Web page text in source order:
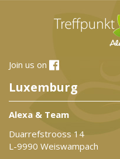
Join us on
Luxemburg
Alexa & Team
Duarrefstrooss 14
L-9990 Weiswampach